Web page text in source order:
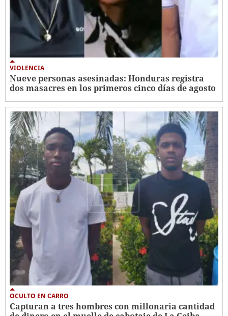
VIOLENCIA
Nueve personas asesinadas: Honduras registra
dos masacres en los primeros cinco días de agosto
OCULTO EN CARRO
Capturan a tres hombres con millonaria cantidad